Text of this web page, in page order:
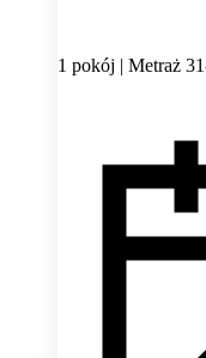
1 pokój | Metraż